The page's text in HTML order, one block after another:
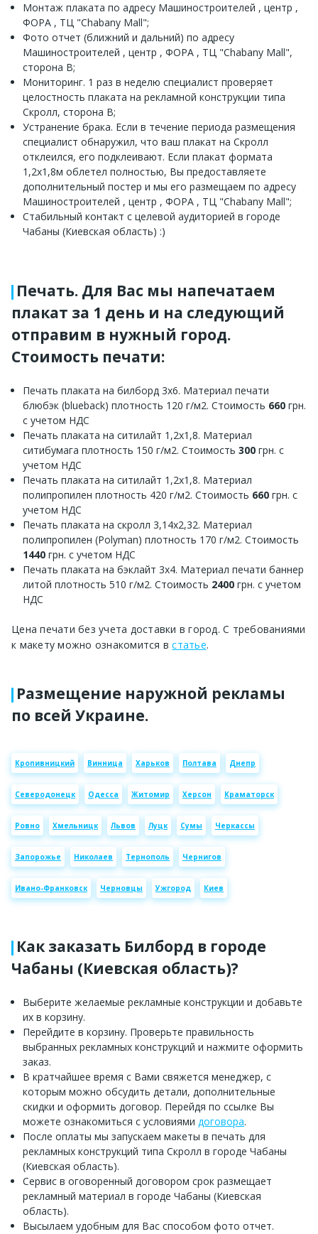
Монтаж плаката по адресу Машиностроителей , центр ,
ФОРА , ТЦ "Chabany Mall";
Фото отчет (ближний и дальний) по адресу
Машиностроителей , центр , ФОРА , ТЦ "Chabany Mall",
сторона В;
Мониторинг. 1 раз в неделю специалист проверяет
целостность плаката на рекламной конструкции типа
Скролл, сторона В;
Устранение брака. Если в течение периода размещения
специалист обнаружил, что ваш плакат на Скролл
отклеился, его подклеивают. Если плакат формата
1,2х1,8м облетел полностью, Вы предоставляете
дополнительный постер и мы его размещаем по адресу
Машиностроителей , центр , ФОРА , ТЦ "Chabany Mall";
Стабильный контакт с целевой аудиторией в городе
Чабаны (Киевская область) :)
Печать. Для Вас мы напечатаем
плакат за 1 день и на следующий
отправим в нужный город.
Стоимость печати:
Печать плаката на билборд 3х6. Материал печати
блюбэк (blueback) плотность 120 г/м2. Стоимость 660 грн.
с учетом НДС
Печать плаката на ситилайт 1,2х1,8. Материал
ситибумага плотность 150 г/м2. Стоимость 300 грн. с
учетом НДС
Печать плаката на ситилайт 1,2х1,8. Материал
полипропилен плотность 420 г/м2. Стоимость 660 грн. с
учетом НДС
Печать плаката на скролл 3,14х2,32. Материал
полипропилен (Polyman) плотность 170 г/м2. Стоимость
1440 грн. с учетом НДС
Печать плаката на бэклайт 3х4. Материал печати баннер
литой плотность 510 г/м2. Стоимость 2400 грн. с учетом
НДС
Цена печати без учета доставки в город. С требованиями
к макету можно ознакомится встатье.
Размещение наружной рекламы
по всей Украине.
Кропивницкий Винница Харьков Полтава Днепр
Северодонецк Одесса Житомир Херсон Краматорск
Ровно Хмельницк Львов Луцк Сумы Черкассы
Запорожье Николаев Тернополь Чернигов
Ивано-Франковск Черновцы Ужгород Киев
Как заказать Билборд в городе
Чабаны (Киевская область)?
Выберите желаемые рекламные конструкции и добавьте
их в корзину.
Перейдите в корзину. Проверьте правильность
выбранных рекламных конструкций и нажмите оформить
заказ.
В кратчайшее время с Вами свяжется менеджер, с
которым можно обсудить детали, дополнительные
скидки и оформить договор. Перейдя по ссылке Вы
можете ознакомиться с условиями договора.
После оплаты мы запускаем макеты в печать для
рекламных конструкций типа Скролл в городе Чабаны
(Киевская область).
Сервис в оговоренный договором срок размещает
рекламный материал в городе Чабаны (Киевская
область).
Высылаем удобным для Вас способом фото отчет.